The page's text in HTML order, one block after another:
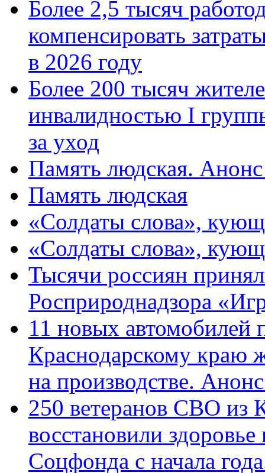
Более 2,5 тысяч
компенсировать
в 2026 году
Более 200 тысяч
инвалидностью I
за уход
Память людская.
Память людская
«Солдаты слова»,
«Солдаты слова»,
Тысячи россиян
Росприроднадзора
11 новых автомобилей
Краснодарскому краю
на производстве.
250 ветеранов СВО из
восстановили
Соцфонда с начала